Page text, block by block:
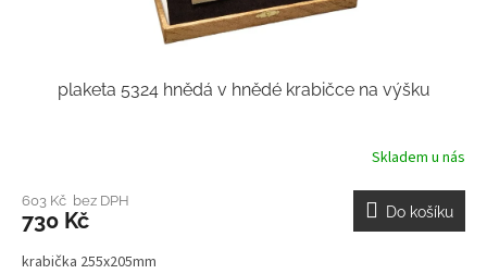
plaketa 5324 hnědá v hnědé krabičce na výšku
Skladem u nás
603 Kč bez DPH
730 Kč Do košíku
krabička 255x205mm